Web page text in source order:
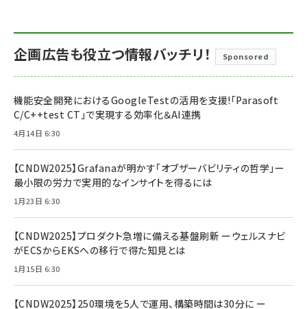
企画広告も役立つ情報バッチリ！ Sponsored
機能安全開発におけるGoogleTestの活用を支援!「Parasoft
C/C++test CT」で実現する効率化＆AI連携
4月14日 6:30
【CNDW2025】Grafanaが明かす「オブザーバビリティの哲学」ー
最小限の労力で実用的なインサイトを得るには
1月23日 6:30
【CNDW2025】プロダクト急増に備える基盤刷新 ーウェルスナビ
がECSからEKSへの移行で得た知見とは
1月15日 6:30
【CNDW2025】250環境を5人で運用、構築時間は30分に ー